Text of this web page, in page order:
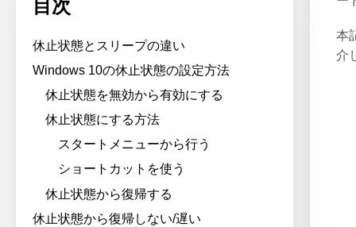
目次
休止状態とスリープの違い
Windows 10の休止状態の設定方法
休止状態を無効から有効にする
休止状態にする方法
スタートメニューから行う
ショートカットを使う
休止状態から復帰する
休止状態から復帰しない/遅い
本
介